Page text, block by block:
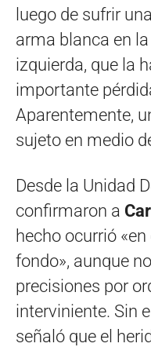
luego de sufrir
arma blanca en
izquierda, que la
importante
Aparentemente,
sujeto en medio
Desde la Unidad
confirmaron a
hecho ocurrió
fondo», aunque
precisiones por
interviniente. Sin
señaló que el